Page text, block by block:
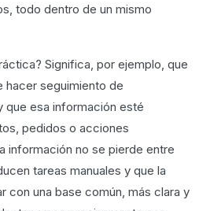
todo dentro de un mismo
Significa, por ejemplo, que
hacer seguimiento de
que esa información esté
pedidos o acciones
información no se pierde entre
tareas manuales y que la
con una base común, más clara y